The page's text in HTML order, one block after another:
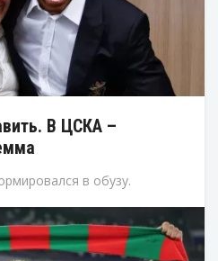
В ЦСКА –
в обузу.